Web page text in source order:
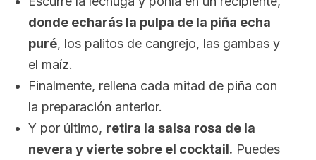
donde echarás la pulpa de la piña echa
puré, los palitos de cangrejo, las gambas y
el maíz.
Finalmente, rellena cada mitad de piña con
la preparación anterior.
Y por último, retira la salsa rosa de la
nevera y vierte sobre el cocktail. Puedes